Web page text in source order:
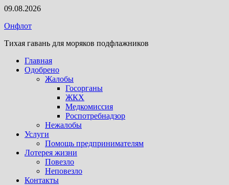
Перейти
содержимому
09.08.2026
Онфлот
Тихая гавань для моряков подфлажников
Главная
Одобрено
Жалобы
Госорганы
ЖКХ
Медкомиссия
Роспотребнадзор
Нежалобы
Услуги
Помощь предпринимателям
Лотерея жизни
Повезло
Неповезло
Контакты